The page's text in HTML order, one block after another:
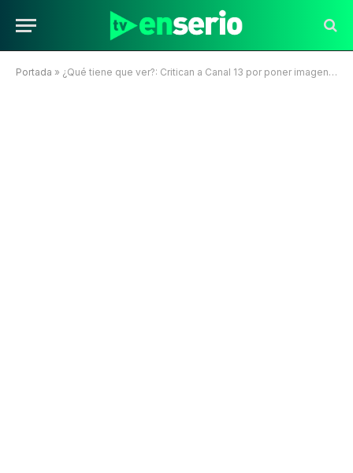
Portada » ¿Qué tiene que ver?: Critican a Canal 13 por poner imagen de Bachelet en noticia sobre Venezuela